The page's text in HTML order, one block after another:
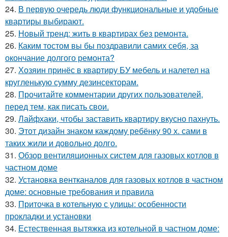
24. В первую очередь люди функциональные и удобные
квартиры выбирают.
25. Новый тренд: жить в квартирах без ремонта.
26. Каким тостом вы бы поздравили самих себя, за
окончание долгого ремонта?
27. Хозяин принёс в квартиру БУ мебель и налетел на
кругленькую сумму дезинсекторам.
28. Прочитайте комментарии других пользователей,
перед тем, как писать свои.
29. Лайфхаки, чтобы заставить квартиру вкусно пахнуть.
30. Этот дизайн знаком каждому ребёнку 90 х. сами в
таких жили и довольно долго.
31. Обзор вентиляционных систем для газовых котлов в
частном доме
32. Установка вентканалов для газовых котлов в частном
доме: основные требования и правила
33. Приточка в котельную с улицы: особенности
прокладки и установки
34. Естественная вытяжка из котельной в частном доме: